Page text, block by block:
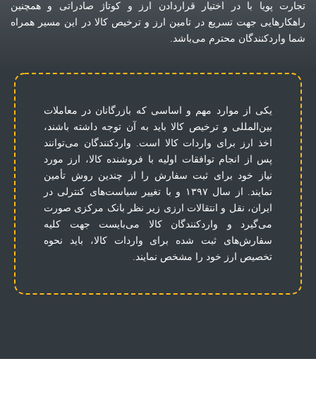
تجارت پویا با در اختیار قراردادن ارز و کوتاژ صادراتی و همچنین
راهکارهایی جهت تسریع در تامین ارز و ترخیص کالا در این مسیر همراه
شما واردکنندگان محترم می‌باشد.
یکی از موارد مهم و اساسی که بازرگانان در معاملات
بین‌المللی و ترخیص کالا باید به آن توجه داشته باشند،
اخذ ارز برای واردات کالا است. واردکنندگان می‌توانند
پس از انجام توافقات اولیه با فروشنده کالا، ارز مورد
نیاز خود برای ثبت سفارش را از چندین روش تأمین
نمایند. از سال ۱۳۹۷ و با تغییر سیاست‌های کنترلی در
ایران، نقل و انتقالات ارزی زیر نظر بانک مرکزی صورت
می‌گیرد و واردکنندگان کالا می‌بایست جهت کلیه
سفارش‌های ثبت شده برای واردات کالا، باید نحوه
تخصیص ارز خود را مشخص نمایند.